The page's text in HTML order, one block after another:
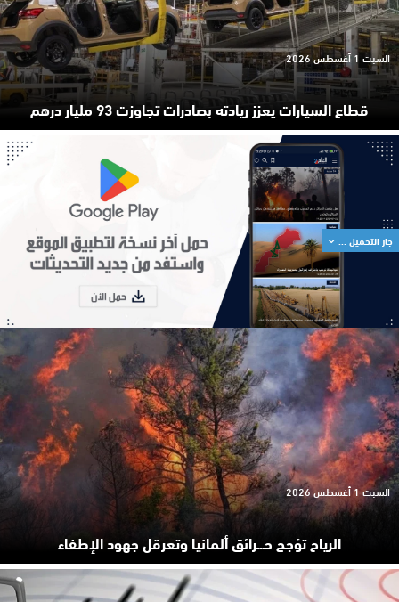
قطاع السيارات يعزز ريادته بصادرات تجاوزت 93 مليار درهم
السبت 1 أغسطس 2026
الرياح تؤجج حـ.ـرائق ألمانيا وتعرقل جهود الإطفاء
السبت 1 أغسطس 2026
جار التحميل ...